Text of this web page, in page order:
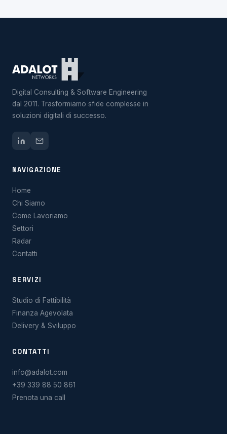
Digital Consulting & Software Engineering
dal 2011. Trasformiamo sfide complesse in
soluzioni digitali di successo.
NAVIGAZIONE
Home
Chi Siamo
Come Lavoriamo
Settori
Radar
Contatti
SERVIZI
Studio di Fattibilità
Finanza Agevolata
Delivery & Sviluppo
CONTATTI
info@adalot.com
+39 339 88 50 861
Prenota una call